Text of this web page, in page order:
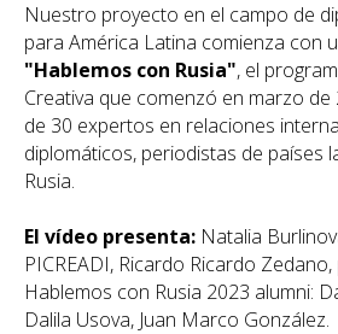
Nuestro proyecto en el campo de
para América Latina comienza con
"Hablemos con Rusia", el
Creativa que comenzó en marzo de
de 30 expertos en relaciones
diplomáticos, periodistas de países
Rusia.
El vídeo presenta: Natalia
PICREADI, Ricardo Ricardo
Hablemos con Rusia 2023 alumni:
Dalila Usova, Juan Marco González.